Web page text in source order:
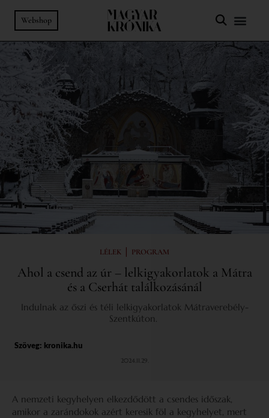
Webshop
LÉLEK | PROGRAM
Ahol a csend az úr – lelkigyakorlatok a Mátra
és a Cserhát találkozásánál
Indulnak az őszi és téli lelkigyakorlatok Mátraverebély-
Szentkúton.
Szöveg: kronika.hu
2024.11.29.
A nemzeti kegyhelyen elkezdődött a csendes időszak,
amikor a zarándokok azért keresik föl a kegyhelyet, mert